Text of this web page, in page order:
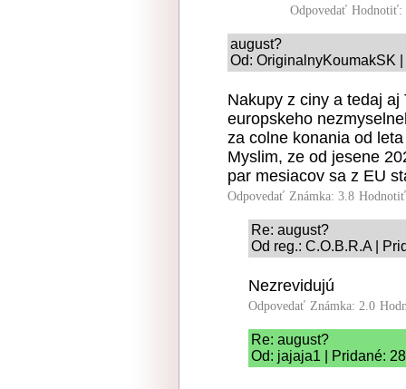
Odpovedať Hodnotiť:
august?
Od: OriginalnyKoumakSK
Nakupy z ciny a tedaj
europskeho
za colne konania od
Myslim, ze od jesene
par mesiacov sa z EU
Odpovedať Známka: 3.8
Re: august?
Od reg.: C.O.B.R.A |
Nezrevidujú
Odpovedať Známka: 2.0
Re: august?
Od: jajaja1 | Pridané: